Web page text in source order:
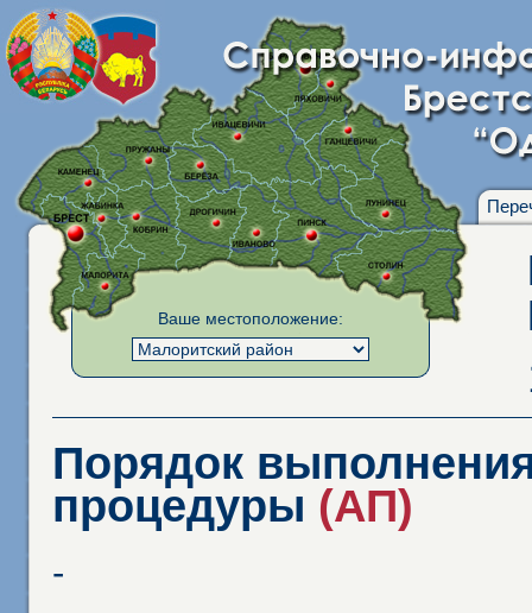
Ваше местоположение:
Порядок
процедуры (АП)
-